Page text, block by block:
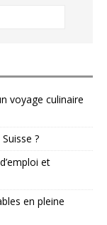
voyage culinaire
?
et
en pleine